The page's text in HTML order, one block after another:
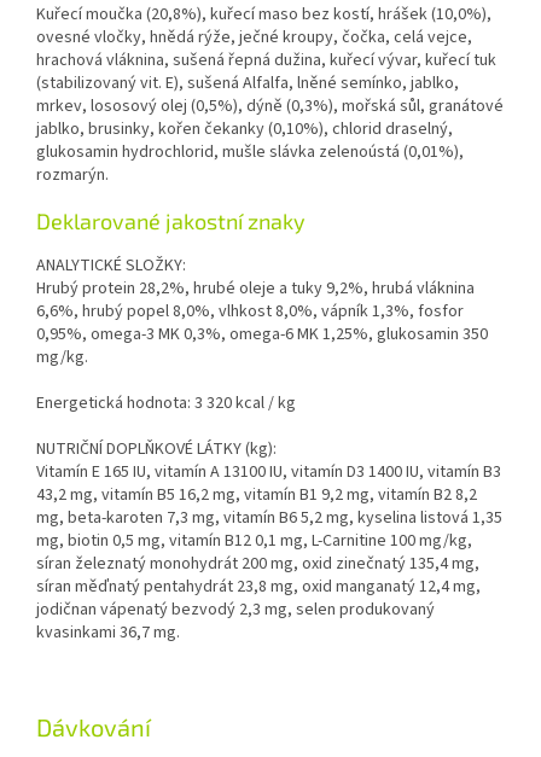
Kuřecí moučka (20,8%), kuřecí maso bez kostí, hrášek (10,0%),
ovesné vločky, hnědá rýže, ječné kroupy, čočka, celá vejce,
hrachová vláknina, sušená řepná dužina, kuřecí vývar, kuřecí tuk
(stabilizovaný vit. E), sušená Alfalfa, lněné semínko, jablko,
mrkev, lososový olej (0,5%), dýně (0,3%), mořská sůl, granátové
jablko, brusinky, kořen čekanky (0,10%), chlorid draselný,
glukosamin hydrochlorid, mušle slávka zelenoústá (0,01%),
rozmarýn.
Deklarované jakostní znaky
ANALYTICKÉ SLOŽKY:
Hrubý protein 28,2%, hrubé oleje a tuky 9,2%, hrubá vláknina
6,6%, hrubý popel 8,0%, vlhkost 8,0%, vápník 1,3%, fosfor
0,95%, omega-3 MK 0,3%, omega-6 MK 1,25%, glukosamin 350
mg/kg.
Energetická hodnota: 3 320 kcal / kg
NUTRIČNÍ DOPLŇKOVÉ LÁTKY (kg):
Vitamín E 165 IU, vitamín A 13100 IU, vitamín D3 1400 IU, vitamín B3
43,2 mg, vitamín B5 16,2 mg, vitamín B1 9,2 mg, vitamín B2 8,2
mg, beta-karoten 7,3 mg, vitamín B6 5,2 mg, kyselina listová 1,35
mg, biotin 0,5 mg, vitamín B12 0,1 mg, L-Carnitine 100 mg/kg,
síran železnatý monohydrát 200 mg, oxid zinečnatý 135,4 mg,
síran měďnatý pentahydrát 23,8 mg, oxid manganatý 12,4 mg,
jodičnan vápenatý bezvodý 2,3 mg, selen produkovaný
kvasinkami 36,7 mg.
Dávkování